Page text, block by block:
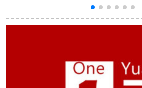
データ監視ブルート
ハンドリング歩数計
継続航法歩数计斯po-
tsハーディング
まに変更します】